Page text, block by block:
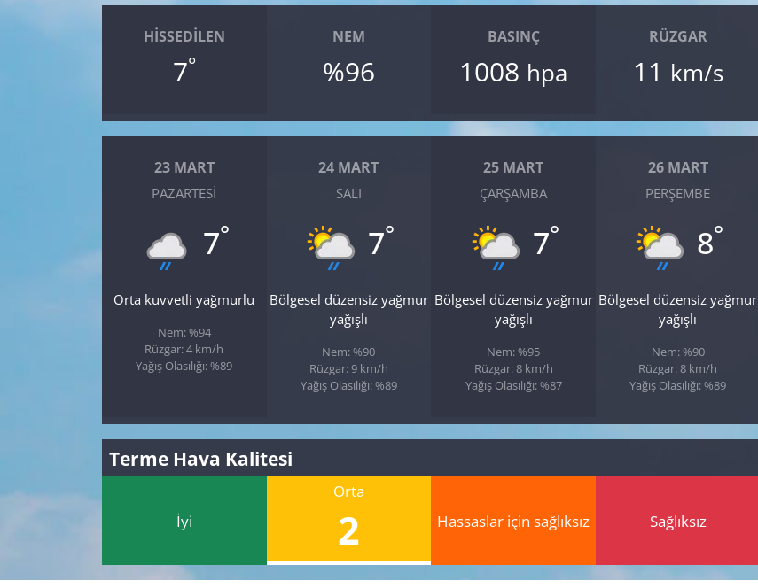
HISSEDILEN
7°
NEM
%96
BASINÇ
1008 hpa
RÜZGAR
11 km/s
23 MART
PAZARTESI
7°
Orta kuvvetli yağmurlu
Nem: %94
Rüzgar: 4 km/h
Yağış Olasılığı: %89
24 MART
SALI
7°
Bölgesel düzensiz yağmur
yağışlı
Nem: %90
Rüzgar: 9 km/h
Yağış Olasılığı: %89
25 MART
ÇARŞAMBA
7°
Bölgesel düzensiz yağmur
yağışlı
Nem: %95
Rüzgar: 8 km/h
Yağış Olasılığı: %87
26 MART
PERŞEMBE
8°
Bölgesel düzensiz yağmur
yağışlı
Nem: %90
Rüzgar: 8 km/h
Yağış Olasılığı: %89
Terme Hava Kalitesi
İyi
Orta
2 Hassaslar için sağlıksız Sağlıksız